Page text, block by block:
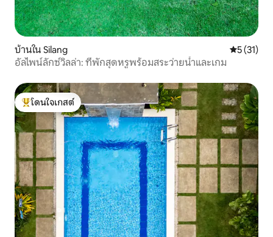
บ้านใน Silang คะแนนเฉลี่
5 (31)
อัลไพน์ลักซ์วิลล่า: ที่พักสุดหรูพร้อมสระว่ายน้ำและเกม
โดนใจเกสต์ที่สุด
โดนใจเกสต์